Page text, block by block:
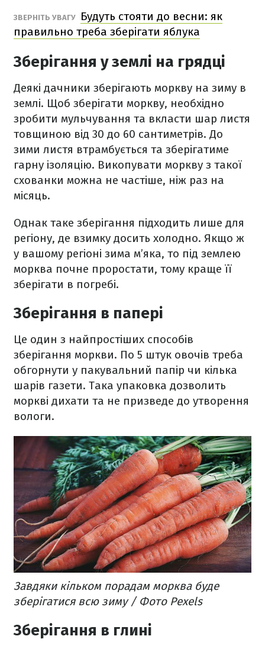
ЗВЕРНІТЬ УВАГУ
Будуть стояти до весни: як
правильно треба зберігати яблука
Зберігання у землі на грядці
Деякі дачники зберігають моркву на зиму в
землі. Щоб зберігати моркву, необхідно
зробити мульчування та вкласти шар листя
товщиною від 30 до 60 сантиметрів. До
зими листя втрамбується та зберігатиме
гарну ізоляцію. Викопувати моркву з такої
схованки можна не частіше, ніж раз на
місяць.
Однак таке зберігання підходить лише для
регіону, де взимку досить холодно. Якщо ж
у вашому регіоні зима м’яка, то під землею
морква почне проростати, тому краще її
зберігати в погребі.
Зберігання в папері
Це один з найпростіших способів
зберігання моркви. По 5 штук овочів треба
обгорнути у пакувальний папір чи кілька
шарів газети. Така упаковка дозволить
моркві дихати та не призведе до утворення
вологи.
Завдяки кільком порадам морква буде
зберігатися всю зиму / Фото Pexels
Зберігання в глині